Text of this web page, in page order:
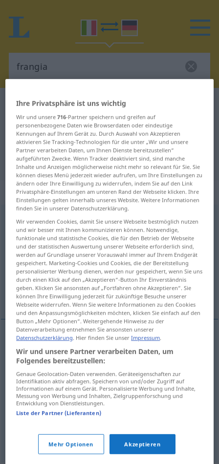
Italienisch-Deutsch Wörterbuch
Italienisch-Deutsch Übersetzung
für "frangia"
"frangia" Deutsch Übersetzung
„frangia“: femminile
frangia [ˈfranʤa] f < pl frange >
Übersicht aller Übersetzungen
(Für mehr Details die Übersetzung anklicken/antippen)
Franse Ponyfrisur
Splittergruppe, Flügel
Franse frangia
Ponyfrisurf frangiapettinatura
Splittergruppef frangia
frangia gruppuscolo
Ihre Privatsphäre ist uns wichtig
Wir und unsere716-Partner speichern und greifen auf
personenbezogene Daten wie Browserdaten oder eindeutige
Kennungen auf Ihrem Gerät zu. Durch Auswahl von Akzeptieren
aktivieren Sie Tracking-Technologien für die unter „Wir und unsere
Partner verarbeiten Daten, um Ihnen Dienste bereitzustellen“
aufgeführten Zwecke. Wenn Tracker deaktiviert sind, sind manche
Inhalte und Anzeigen möglicherweise nicht mehr so relevant für Sie. Sie
können dieses Menü jederzeit wieder aufrufen, um Ihre Einstellungen zu
ändern oder Ihre Einwilligung zu widerrufen, indem Sie auf den Link
Privatsphäre-Einstellungen am unteren Rand der Webseite klicken. Ihre
Einstellungen gelten innerhalb unseres Website. Weitere Informationen
finden Sie in unserer Datenschutzerklärung.
Wir verwenden Cookies, damit Sie unsere Webseite bestmöglich nutzen
und wir besser mit Ihnen kommunizieren können. Notwendige,
funktionale und statistische Cookies, die für den Betrieb der Webseite
und der statistischen Auswertung unserer Webseite erforderlich sind,
werden auf Grundlage unserer Vorauswahl immer auf Ihrem Endgerät
gespeichert. Marketing-Cookies und Cookies, die der Bereitstellung
personalisierter Werbung dienen, werden nur gespeichert, wenn Sie uns
durch einen Klick auf den „Akzeptieren“-Button Ihr Einverständnis
geben. Klicken Sie ansonsten auf „Fortfahren ohne Akzeptieren“. Sie
können Ihre Einwilligung jederzeit für zukünftige Besuche unserer
Webseite widerrufen. Wenn Sie weitere Informationen zu den Cookies
und den Anpassungsmöglichkeiten möchten, klicken Sie einfach auf den
Button „Mehr Optionen“. Weitergehende Hinweise zu der
Datenverarbeitung entnehmen Sie ansonsten unserer
Datenschutzerklärung. Hier finden Sie unserImpressum.
Wir und unsere Partner verarbeiten Daten, um
Folgendes bereitzustellen:
Genaue Geolocation-Daten verwenden. Geräteeigenschaften zur
Identifikation aktiv abfragen. Speichern von und/oder Zugriff auf
Informationen auf einem Gerät. Personalisierte Werbung und Inhalte,
Messung von Werbung und Inhalten, Zielgruppenforschung und
Entwicklung von Dienstleistungen.
Liste der Partner (Lieferanten)
Mehr Optionen Akzeptieren